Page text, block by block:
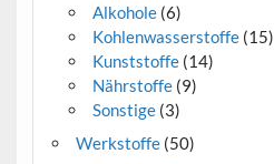
Alkohole(6)
Kohlenwasserstoffe(15)
Kunststoffe(14)
Nährstoffe(9)
Sonstige(3)
Werkstoffe(50)